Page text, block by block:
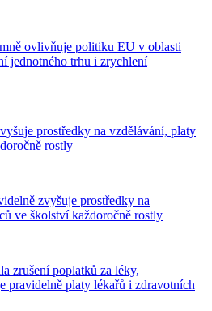
ovlivňuje politiku EU v oblasti
jednotného trhu i zrychlení
prostředky na vzdělávání, platy
rostly
zvyšuje prostředky na
ve školství každoročně rostly
zrušení poplatků za léky,
pravidelně platy lékařů i zdravotních